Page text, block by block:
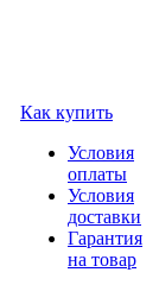
Как купить
Условия
оплаты
Условия
доставки
Гарантия
на товар